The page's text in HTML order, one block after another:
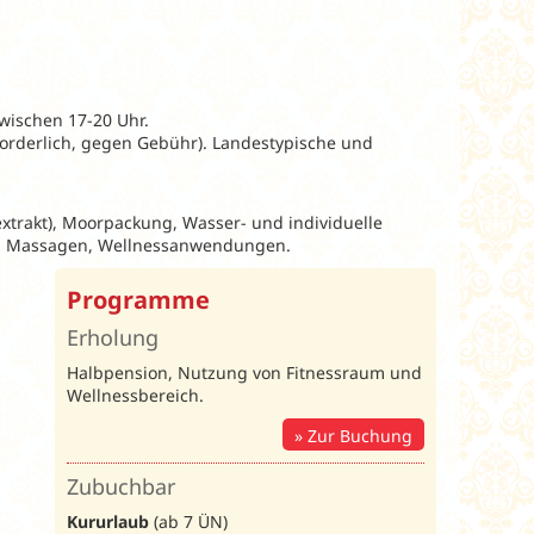
17-20 Uhr.
gegen Gebühr). Landestypische und
Moorpackung, Wasser- und individuelle
Wellnessanwendungen.
Programme
Erholung
Halbpension, Nutzung von Fitnessraum und
Wellnessbereich.
Zur Buchung
Zubuchbar
Kururlaub (ab 7 ÜN)